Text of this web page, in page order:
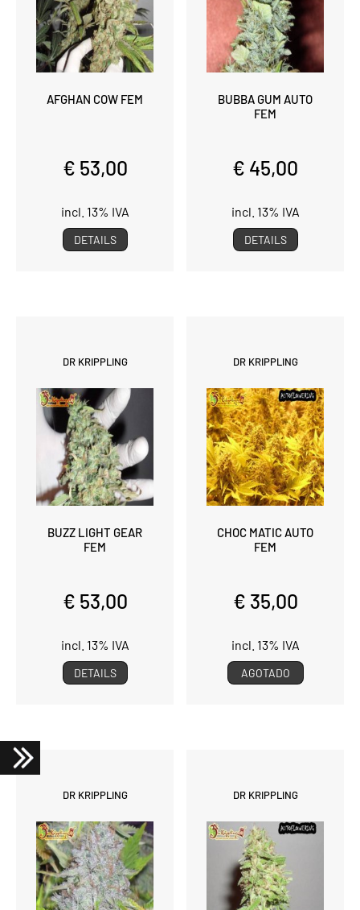
AFGHAN COW FEM
€ 53,00
incl. 13% IVA
DETAILS
BUBBA GUM AUTO
FEM
€ 45,00
incl. 13% IVA
DETAILS
DR KRIPPLING
BUZZ LIGHT GEAR
FEM
€ 53,00
incl. 13% IVA
DETAILS
DR KRIPPLING
CHOC MATIC AUTO
FEM
€ 35,00
incl. 13% IVA
AGOTADO
DR KRIPPLING DR KRIPPLING